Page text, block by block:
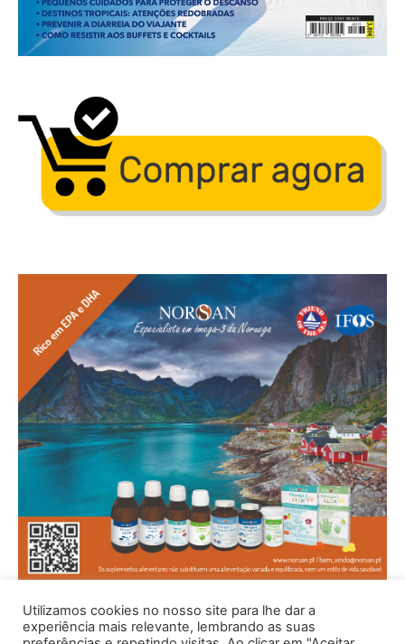
Utilizamos cookies no nosso site para lhe dar a
experiência mais relevante, lembrando as suas